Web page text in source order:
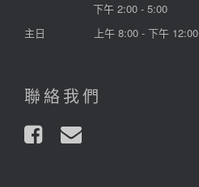
下午 2:00 - 5:00
主日
上午 8:00 - 下午 12:00
聯絡我們